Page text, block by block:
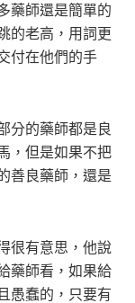
藥師還是簡單的
的老高，用詞更
付在他們的手
分的藥師都是良
，但是如果不把
善良藥師，還是
很有意思，他說
藥師看，如果給
愚蠢的，只要有